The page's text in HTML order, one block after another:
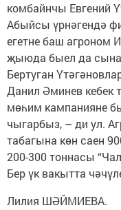
комбайнчы Евгений
Абыйсы үрнәгендә
егетне баш агроном
җыюда быел да
Бертуган
Данил Әминев кебек
мөһим кампанияне
чыгарбыз, – ди ул.
табагына көн саен
200-300 тоннасы
Бер үк вакытта
Лилия ШӘЙМИЕВА.